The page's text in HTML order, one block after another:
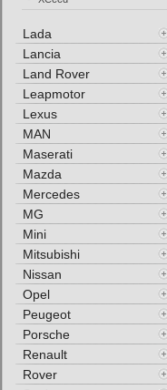
Lada
Lancia
Land Rover
Leapmotor
Lexus
MAN
Maserati
Mazda
Mercedes
MG
Mini
Mitsubishi
Nissan
Opel
Peugeot
Porsche
Renault
Rover